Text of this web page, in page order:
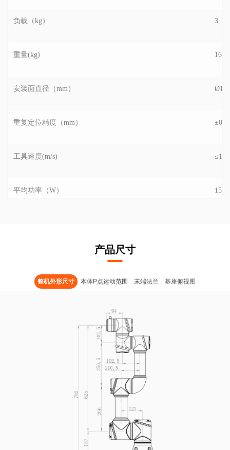
负载（kg） 3
重量(kg) 16
安装面直径（mm）
重复定位精度（mm）
工具速度(m/s) ≤1.9
平均功率（W） 150
ISO 14644-1 洁净室等级
产品尺寸
整机外形尺寸 本体P点运动范围 末端法兰 基座俯视图